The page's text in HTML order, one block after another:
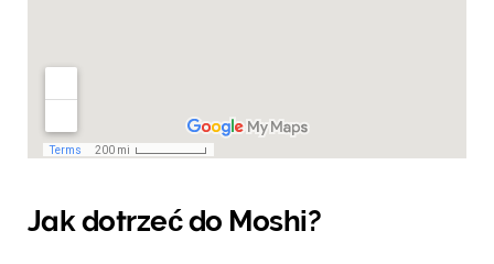
Jak dotrzeć do Moshi?